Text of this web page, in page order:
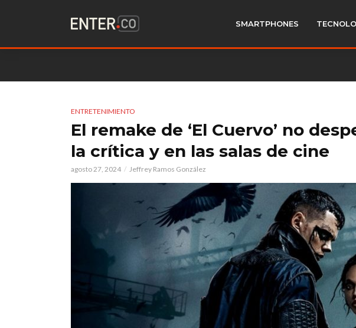
SMARTPHONES
ENTRETENIMIENTO
El remake de ‘El Cuervo’ no
la crítica y en las salas de cine
agosto 27, 2024 Jeffrey Ramos González